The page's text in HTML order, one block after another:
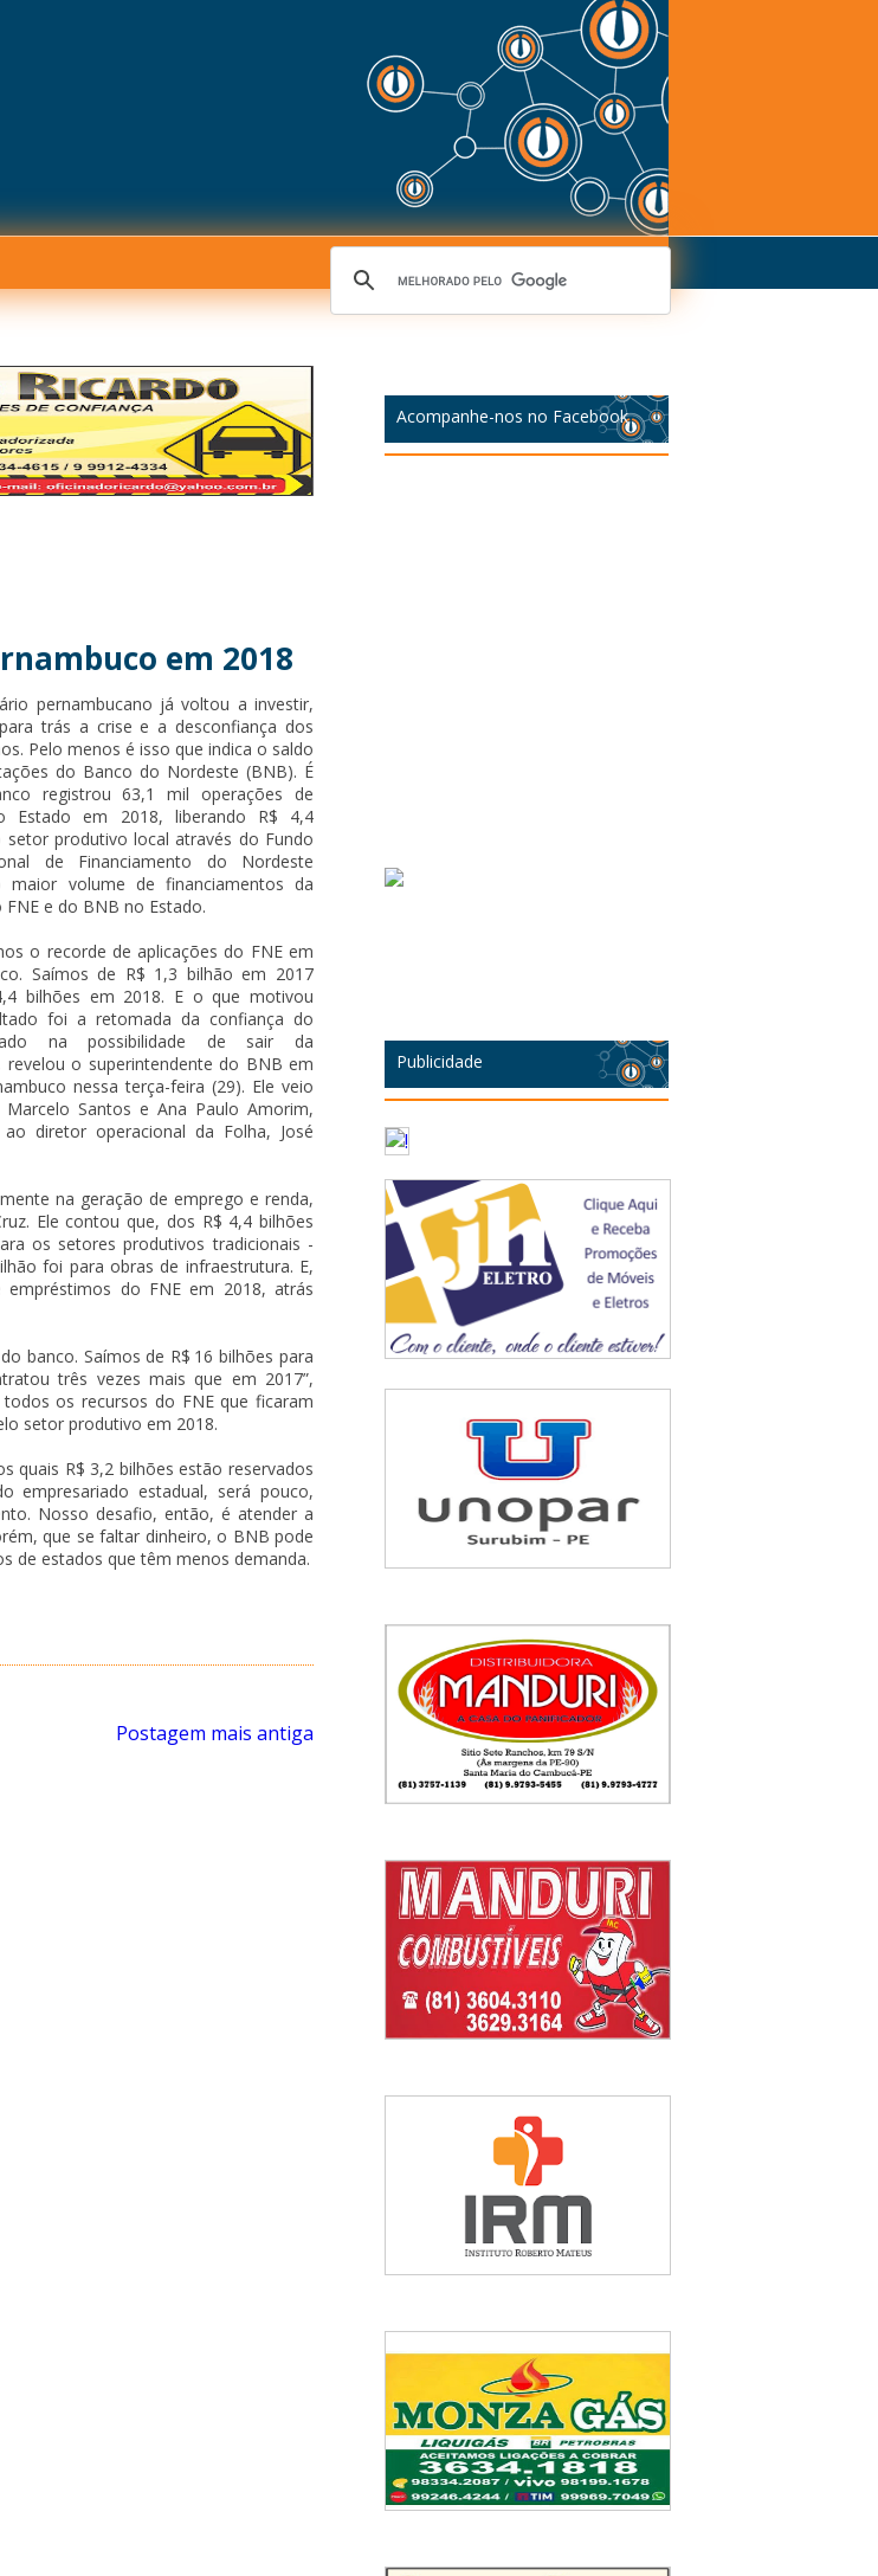
em 2018
pernambucano já voltou a investir,
trás a crise e a desconfiança dos
Pelo menos é isso que indica o saldo
do Banco do Nordeste (BNB). É
registrou 63,1 mil operações de
Estado em 2018, liberando R$ 4,4
setor produtivo local através do Fundo
de Financiamento do Nordeste
maior volume de financiamentos da
e do BNB no Estado.
o recorde de aplicações do FNE em
Saímos de R$ 1,3 bilhão em 2017
bilhões em 2018. E o que motivou
foi a retomada da confiança do
na possibilidade de sair da
revelou o superintendente do BNB em
nessa terça-feira (29). Ele veio
Santos e Ana Paulo Amorim,
diretor operacional da Folha, José
na geração de emprego e renda,
Ele contou que, dos R$ 4,4 bilhões
os setores produtivos tradicionais -
foi para obras de infraestrutura. E,
do FNE em 2018, atrás
banco. Saímos de R$ 16 bilhões para
três vezes mais que em 2017”,
os recursos do FNE que ficaram
setor produtivo em 2018.
quais R$ 3,2 bilhões estão reservados
empresariado estadual, será pouco,
Nosso desafio, então, é atender a
que se faltar dinheiro, o BNB pode
de estados que têm menos demanda.
Postagem mais antiga
Acompanhe-nos no Facebook
Publicidade